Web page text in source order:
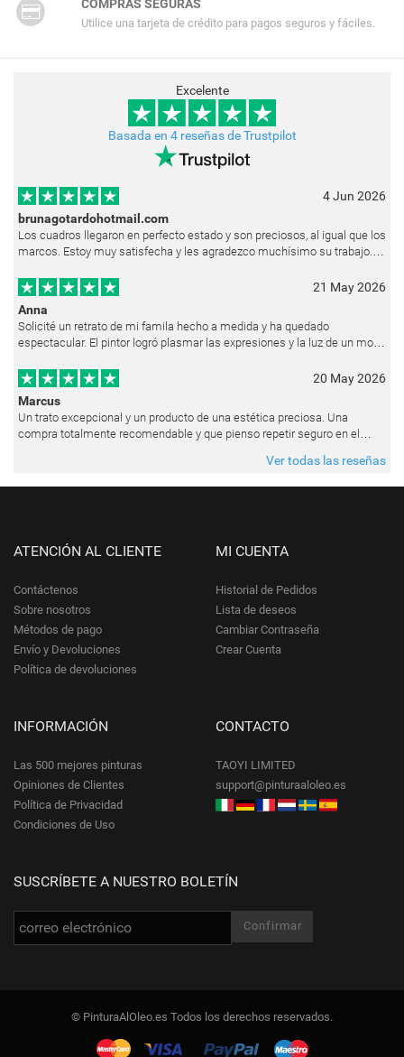
COMPRAS SEGURAS
Utilice una tarjeta de crédito para pagos seguros y fáciles.
Excelente
Basada en 4 reseñas de Trustpilot
4 Jun 2026
brunagotardohotmail.com
Los cuadros llegaron en perfecto estado y son preciosos, al igual que los
marcos. Estoy muy satisfecha y les agradezco muchísimo su trabajo.
21 May 2026
Anna
Solicité un retrato de mi famila hecho a medida y ha quedado
espectacular. El pintor logró plasmar las expresiones y la luz de un modo
20 May 2026
Marcus
Un trato excepcional y un producto de una estética preciosa. Una
compra totalmente recomendable y que pienso repetir seguro en el
Ver todas las reseñas
ATENCIÓN AL CLIENTE
Contáctenos
Sobre nosotros
Métodos de pago
Envío y Devoluciones
Política de devoluciones
MI CUENTA
Historial de Pedidos
Lista de deseos
Cambiar Contraseña
Crear Cuenta
INFORMACIÓN
Las 500 mejores pinturas
Opiniones de Clientes
Política de Privacidad
Condiciones de Uso
CONTACTO
TAOYI LIMITED
support@pinturaaloleo.es
SUSCRÍBETE A NUESTRO BOLETÍN
© PinturaAlOleo.es Todos los derechos reservados.